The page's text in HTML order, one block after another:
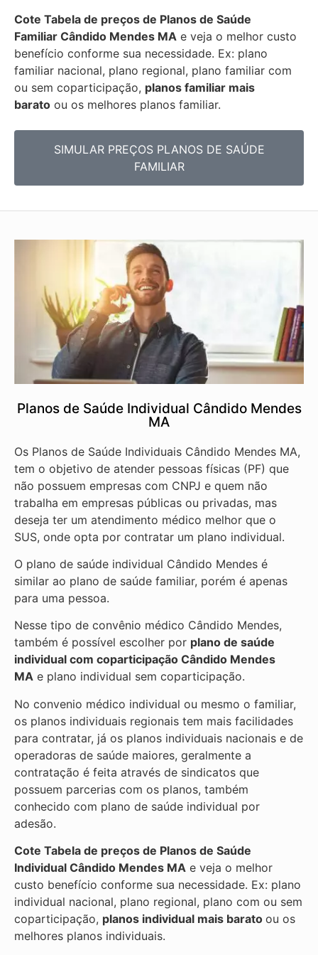
Cote Tabela de preços de Planos de Saúde
Familiar Cândido Mendes MA e veja o melhor custo
benefício conforme sua necessidade. Ex: plano
familiar nacional, plano regional, plano familiar com
ou sem coparticipação, planos familiar mais
barato ou os melhores planos familiar.
SIMULAR PREÇOS PLANOS DE SAÚDE
FAMILIAR
Planos de Saúde Individual Cândido Mendes
MA
Os Planos de Saúde Individuais Cândido Mendes MA,
tem o objetivo de atender pessoas físicas (PF) que
não possuem empresas com CNPJ e quem não
trabalha em empresas públicas ou privadas, mas
deseja ter um atendimento médico melhor que o
SUS, onde opta por contratar um plano individual.
O plano de saúde individual Cândido Mendes é
similar ao plano de saúde familiar, porém é apenas
para uma pessoa.
Nesse tipo de convênio médico Cândido Mendes,
também é possível escolher por plano de saúde
individual com coparticipação Cândido Mendes
MA e plano individual sem coparticipação.
No convenio médico individual ou mesmo o familiar,
os planos individuais regionais tem mais facilidades
para contratar, já os planos individuais nacionais e de
operadoras de saúde maiores, geralmente a
contratação é feita através de sindicatos que
possuem parcerias com os planos, também
conhecido com plano de saúde individual por
adesão.
Cote Tabela de preços de Planos de Saúde
Individual Cândido Mendes MA e veja o melhor
custo benefício conforme sua necessidade. Ex: plano
individual nacional, plano regional, plano com ou sem
coparticipação, planos individual mais barato ou os
melhores planos individuais.